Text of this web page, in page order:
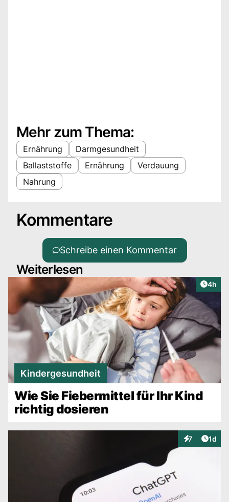
Mehr zum Thema:
Ernährung
Darmgesundheit
Ballaststoffe
Ernährung
Verdauung
Nahrung
Kommentare
Schreibe einen Kommentar
Weiterlesen
4h
Kindergesundheit
Wie Sie Fiebermittel für Ihr Kind
richtig dosieren
7
Interaktionen
1d